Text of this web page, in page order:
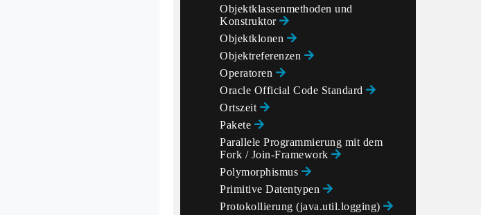
Objektklassenmethoden und
Konstruktor
Objektklonen
Objektreferenzen
Operatoren
Oracle Official Code Standard
Ortszeit
Pakete
Parallele Programmierung mit dem
Fork / Join-Framework
Polymorphismus
Primitive Datentypen
Protokollierung (java.util.logging)